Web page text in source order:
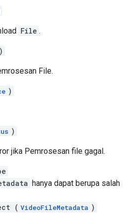
File .
)
File.
)
)
jika Pemrosesan file gagal.
hanya dapat berupa salah
( VideoFileMetadata )